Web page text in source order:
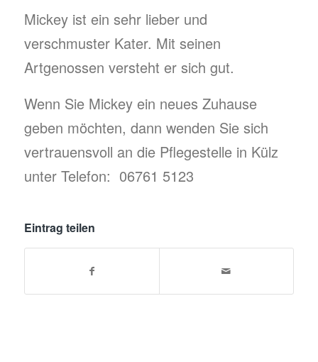
Mickey ist ein sehr lieber und
verschmuster Kater. Mit seinen
Artgenossen versteht er sich gut.
Wenn Sie Mickey ein neues Zuhause
geben möchten, dann wenden Sie sich
vertrauensvoll an die Pflegestelle in Külz
unter Telefon: 06761 5123
Eintrag teilen